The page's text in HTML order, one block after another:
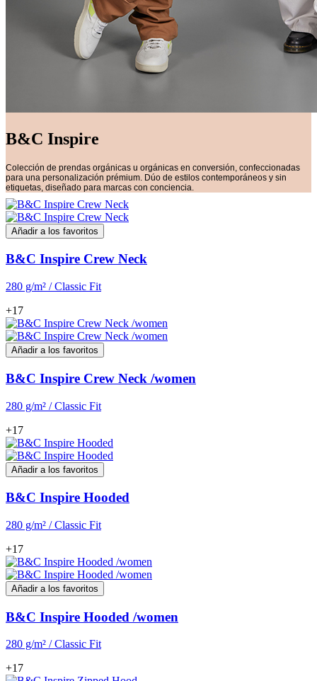
B&C Inspire
Colección de prendas orgánicas u orgánicas en conversión, confeccionadas
para una personalización prémium. Dúo de estilos contemporáneos y sin
etiquetas, diseñado para marcas con conciencia.
Añadir a los favoritos
B&C Inspire Crew Neck
280 g/m² / Classic Fit
+17
Añadir a los favoritos
B&C Inspire Crew Neck /women
280 g/m² / Classic Fit
+17
Añadir a los favoritos
B&C Inspire Hooded
280 g/m² / Classic Fit
+17
Añadir a los favoritos
B&C Inspire Hooded /women
280 g/m² / Classic Fit
+17